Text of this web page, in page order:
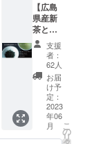
【広島
県産新
茶と
ティー
チケッ
トセッ
ト】 ・
2023年
度 で
きたて
の新茶
（広島
県産）
支援
者：
62人
お届
け予
定：
2023
年06
月
こ
の
リ